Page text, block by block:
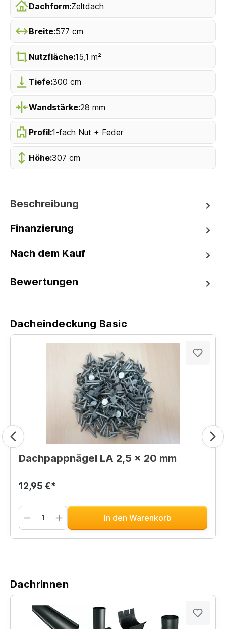
Dachform:Zeltdach
Breite:577 cm
Nutzfläche:15,1 m²
Tiefe:300 cm
Wandstärke:28 mm
Profil:1-fach Nut + Feder
Höhe:307 cm
Beschreibung
Finanzierung
Nach dem Kauf
Bewertungen
Dacheindeckung Basic
Dachpappnägel LA 2,5 x 20 mm
12,95 €*
In den Warenkorb
Dachrinnen